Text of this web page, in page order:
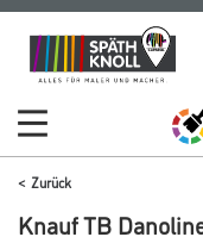
Zum
Inhalt
Zum
Navigationsmenü
Zurück
Knauf TB